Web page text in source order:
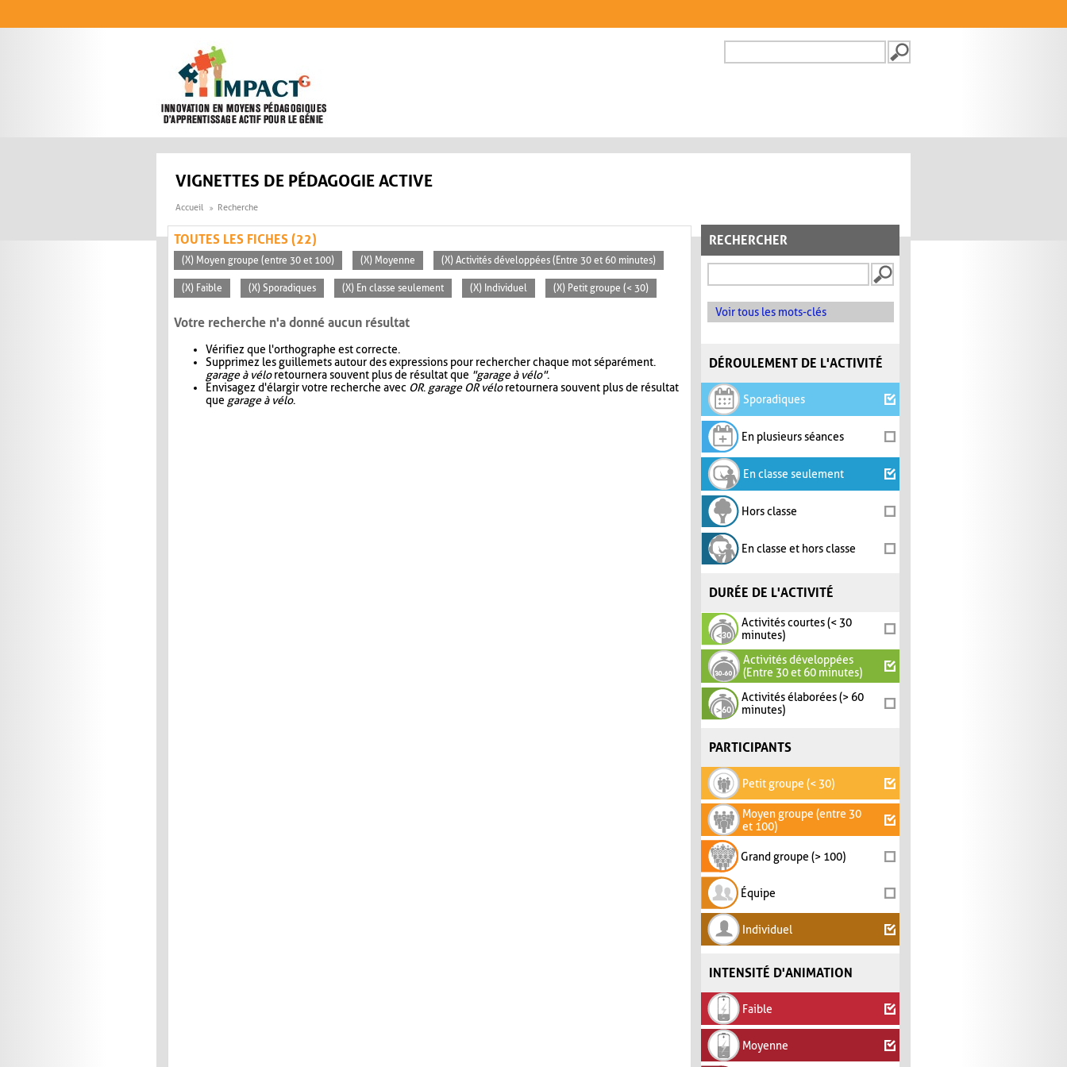
FORMULAIRE DE
VIGNETTES DE PÉDAGOGIE ACTIVE
Accueil Recherche
RECHERCHER
Voir tous les mots-clés
DÉROULEMENT DE L'ACTIVITÉ
Sporadiques
En plusieurs séances
En classe seulement
Hors classe
En classe et hors classe
DURÉE DE L'ACTIVITÉ
Activités courtes (< 30
minutes)
Activités développées
(Entre 30 et 60 minutes)
Activités élaborées (> 60
minutes)
PARTICIPANTS
Petit groupe (< 30)
Moyen groupe (entre 30
et 100)
Grand groupe (> 100)
Équipe
Individuel
INTENSITÉ D'ANIMATION
Faible
Moyenne
TOUTES LES FICHES (22)
(X) Moyen groupe (entre 30 et 100) (X) Moyenne (X) Activités développées (Entre 30 et 60 minutes)
(X) Faible (X) Sporadiques (X) En classe seulement (X) Individuel (X) Petit groupe (< 30)
Votre recherche n'a donné aucun résultat
Vérifiez que l'orthographe est correcte.
Supprimez les guillemets autour des expressions pour rechercher chaque mot séparément.
garage à véloretournera souvent plus de résultat que "garage à vélo".
Envisagez d'élargir votre recherche avec OR. garage OR véloretournera souvent plus de résultat
que garage à vélo.